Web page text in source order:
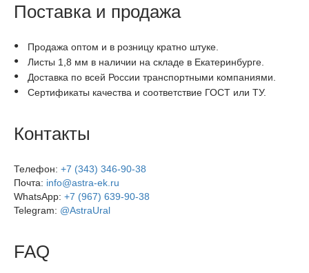
Поставка и продажа
Продажа оптом и в розницу кратно штуке.
Листы 1,8 мм в наличии на складе в Екатеринбурге.
Доставка по всей России транспортными компаниями.
Сертификаты качества и соответствие ГОСТ или ТУ.
Контакты
Телефон: +7 (343) 346-90-38
Почта: info@astra-ek.ru
WhatsApp: +7 (967) 639-90-38
Telegram: @AstraUral
FAQ